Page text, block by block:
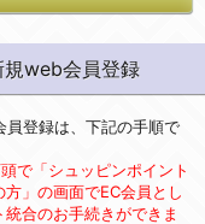
規web会員登録
員登録は、下記の手順で
で「シュッピンポイント
」の画面でEC会員とし
合のお手続きができま